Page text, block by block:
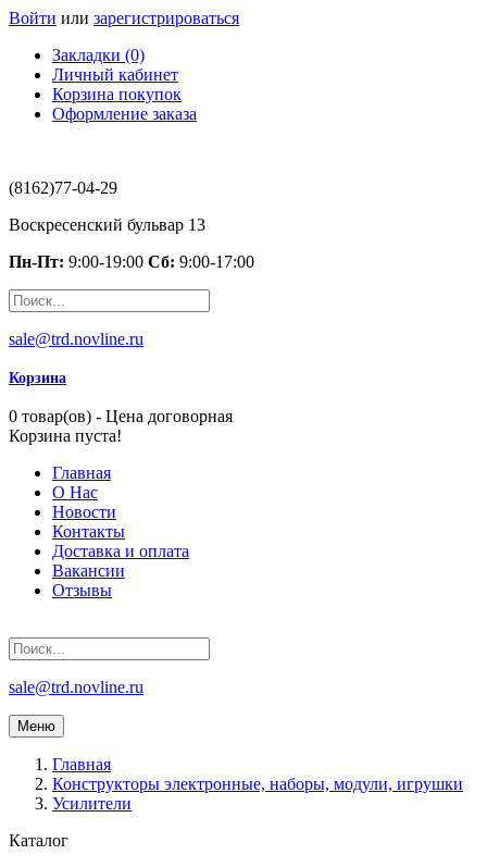
Войти или зарегистрироваться
Закладки (0)
Личный кабинет
Корзина покупок
Оформление заказа
(8162)77-04-29
Воскресенский бульвар 13
Пн-Пт: 9:00-19:00 Сб: 9:00-17:00
sale@trd.novline.ru
Корзина
0 товар(ов) - Цена договорная
Корзина пуста!
Главная
О Нас
Новости
Контакты
Доставка и оплата
Вакансии
Отзывы
sale@trd.novline.ru
Меню
Главная
Конструкторы электронные, наборы, модули, игрушки
Усилители
Каталог